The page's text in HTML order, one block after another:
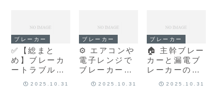
ブレーカー
✅【総まと
め】ブレーカ
ートラブル完
2025.10.31
ブレーカー
⚙️ エアコンや
電子レンジで
ブレーカーが
2025.10.31
ブレーカー
🏠 主幹ブレー
カーと漏電ブ
レーカーの違
2025.10.31